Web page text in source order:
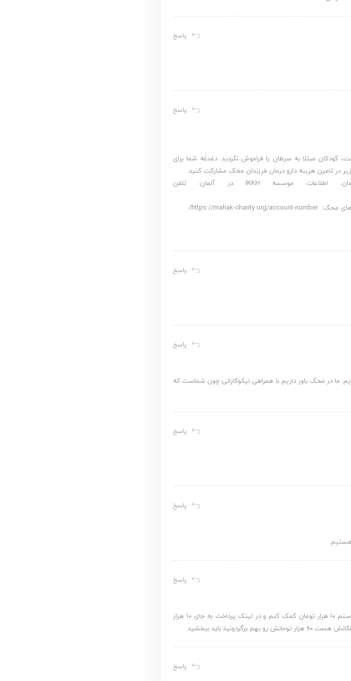
پاسخ
پاسخ
کودکان مبتلا به سرطان را فراموش نکردید. دغدغه شما برای
در تامین هزینه دارو درمان فرزندان محک مشارکت کنید:
1. ارسال کمک‌های نقدی خود به سازمان‌ همکار محک در آلمان. اطلاعات موسسه IKKH در آلمان: تلفن
پاسخ
پاسخ
ما در محک باور داریم با همراهی نیکوکارانی چون شماست که
پاسخ
پاسخ
پاسخ
با سلام و درود فراوان حقیقت من دوست داشتم بیشتر از اینا کمک کنم ولی به دلیل بیکاری ی‌خواستم ۱۰ هزار تومان کمک کنم و در لینک پرداخت به جای ۱۰ هزار
پاسخ